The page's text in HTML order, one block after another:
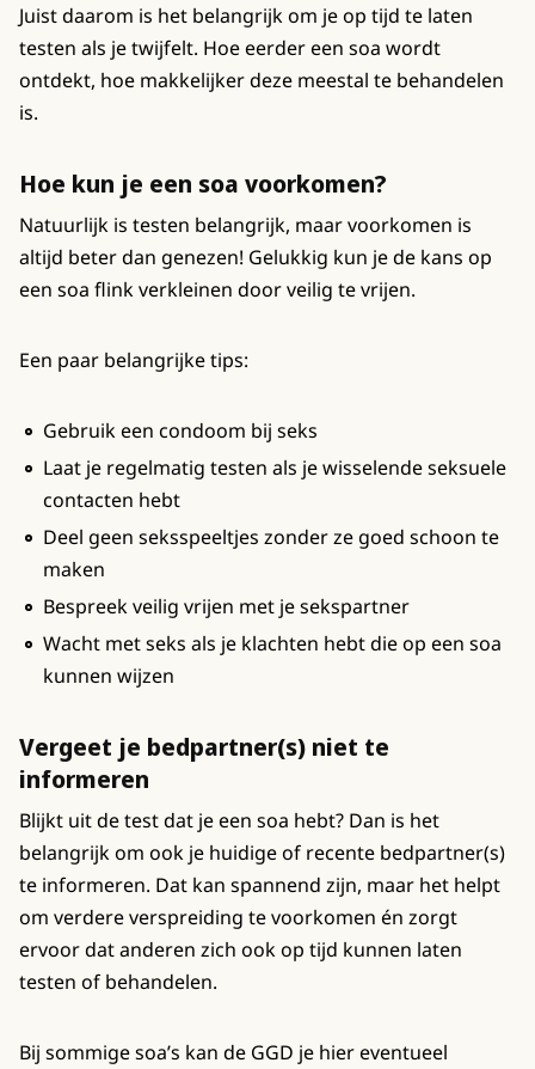
Juist daarom is het belangrijk om je op tijd te laten
testen als je twijfelt. Hoe eerder een soa wordt
ontdekt, hoe makkelijker deze meestal te behandelen
is.
Hoe kun je een soa voorkomen?
Natuurlijk is testen belangrijk, maar voorkomen is
altijd beter dan genezen! Gelukkig kun je de kans op
een soa flink verkleinen door veilig te vrijen.
Een paar belangrijke tips:
Gebruik een condoom bij seks
Laat je regelmatig testen als je wisselende seksuele
contacten hebt
Deel geen seksspeeltjes zonder ze goed schoon te
maken
Bespreek veilig vrijen met je sekspartner
Wacht met seks als je klachten hebt die op een soa
kunnen wijzen
Vergeet je bedpartner(s) niet te
informeren
Blijkt uit de test dat je een soa hebt? Dan is het
belangrijk om ook je huidige of recente bedpartner(s)
te informeren. Dat kan spannend zijn, maar het helpt
om verdere verspreiding te voorkomen én zorgt
ervoor dat anderen zich ook op tijd kunnen laten
testen of behandelen.
Bij sommige soa’s kan de GGD je hier eventueel